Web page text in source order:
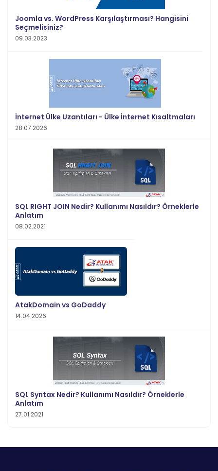
Joomla vs. WordPress Karşılaştırması? Hangisini
Seçmelisiniz?
09.03.2023
İnternet Ülke Uzantıları - Ülke İnternet Kısaltmaları
28.07.2026
SQL RIGHT JOIN Nedir? Kullanımı Nasıldır? Örneklerle
Anlatım
08.02.2021
AtakDomain vs GoDaddy
14.04.2026
SQL Syntax Nedir? Kullanımı Nasıldır? Örneklerle
Anlatım
27.01.2021